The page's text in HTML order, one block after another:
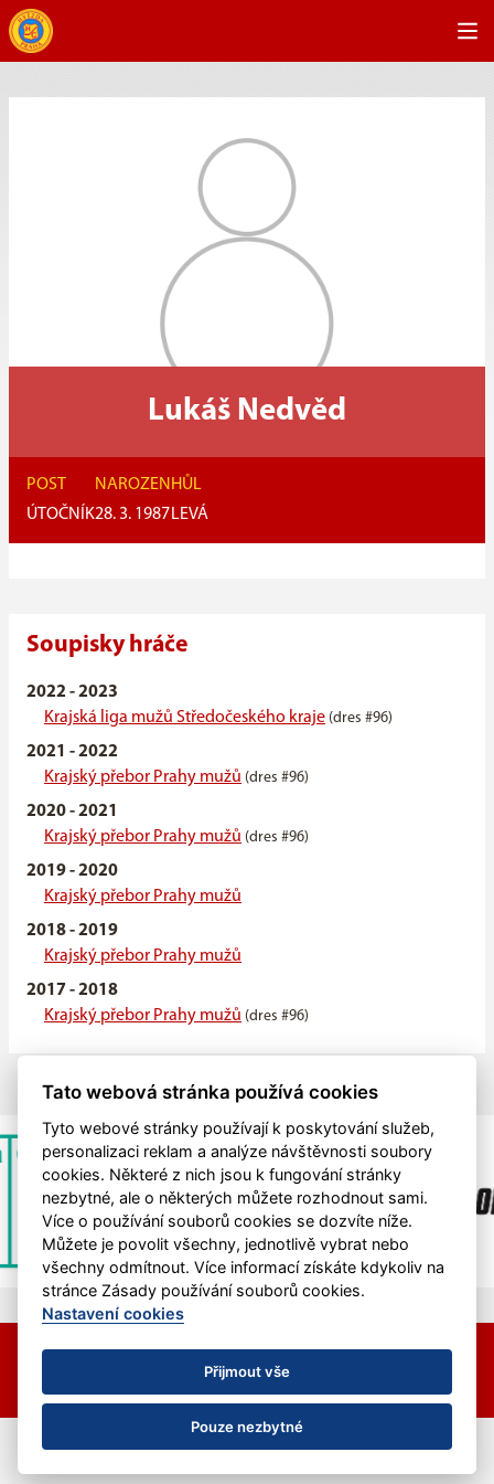
Lukáš Nedvěd
POST
ÚTOČNÍK
NAROZEN
28. 3. 1987
HŮL
LEVÁ
Soupisky hráče
2022 - 2023
Krajská liga mužů Středočeského kraje (dres #96)
2021 - 2022
Krajský přebor Prahy mužů (dres #96)
2020 - 2021
Krajský přebor Prahy mužů (dres #96)
2019 - 2020
Krajský přebor Prahy mužů
2018 - 2019
Krajský přebor Prahy mužů
2017 - 2018
Krajský přebor Prahy mužů (dres #96)
Nastavení cookies
© 2026 HC Hvězda Praha &eSports.cz
Tato webová stránka používá cookies
Tyto webové stránky používají k poskytování služeb,
personalizaci reklam a analýze návštěvnosti soubory
cookies. Některé z nich jsou k fungování stránky
nezbytné, ale o některých můžete rozhodnout sami.
Více o používání souborů cookies se dozvíte níže.
Můžete je povolit všechny, jednotlivě vybrat nebo
všechny odmítnout. Více informací získáte kdykoliv na
stránce Zásady používání souborů cookies.
Nastavení cookies
Přijmout vše
Pouze nezbytné